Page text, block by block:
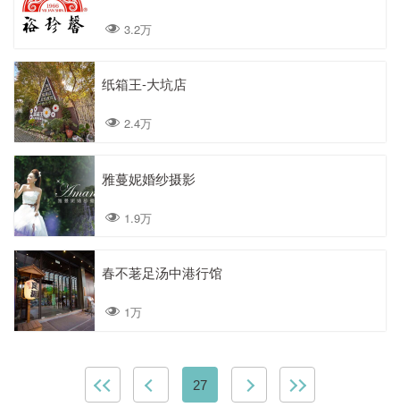
3.2万
纸箱王-大坑店
2.4万
雅蔓妮婚纱摄影
1.9万
春不荖足汤中港行馆
1万
27